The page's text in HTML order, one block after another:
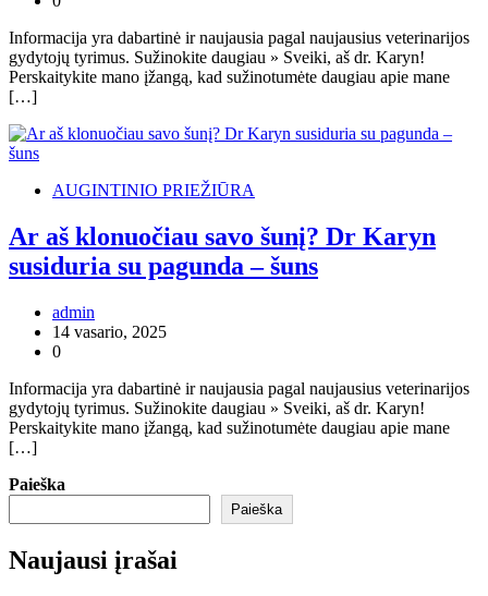
Informacija yra dabartinė ir naujausia pagal naujausius veterinarijos
gydytojų tyrimus. Sužinokite daugiau » Sveiki, aš dr. Karyn!
Perskaitykite mano įžangą, kad sužinotumėte daugiau apie mane
[…]
AUGINTINIO PRIEŽIŪRA
Ar aš klonuočiau savo šunį? Dr Karyn
susiduria su pagunda – šuns
admin
14 vasario, 2025
0
Informacija yra dabartinė ir naujausia pagal naujausius veterinarijos
gydytojų tyrimus. Sužinokite daugiau » Sveiki, aš dr. Karyn!
Perskaitykite mano įžangą, kad sužinotumėte daugiau apie mane
[…]
Paieška
Paieška
Naujausi įrašai